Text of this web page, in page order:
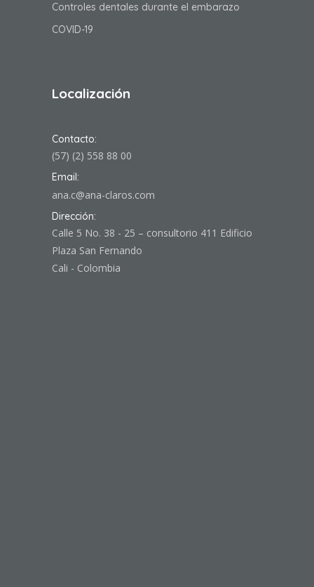
Controles dentales durante el embarazo
COVID-19
Localización
Contacto:
(57) (2) 558 88 00
Email:
ana.c@ana-claros.com
Dirección:
Calle 5 No. 38 - 25 – consultorio 411 Edificio
Plaza San Fernando
Cali - Colombia